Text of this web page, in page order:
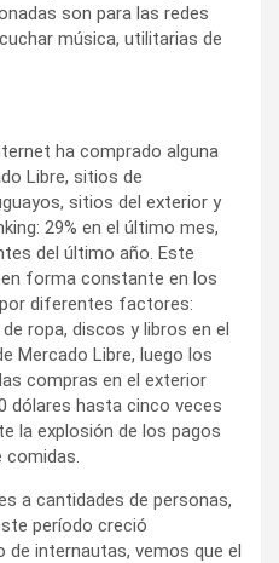
son para las redes
música, utilitarias de
ha comprado alguna
Libre, sitios de
sitios del exterior y
29% en el último mes,
del último año. Este
forma constante en los
diferentes factores:
ropa, discos y libros en el
Mercado Libre, luego los
compras en el exterior
dólares hasta cinco veces
la explosión de los pagos
comidas.
a cantidades de personas,
período creció
internautas, vemos que el